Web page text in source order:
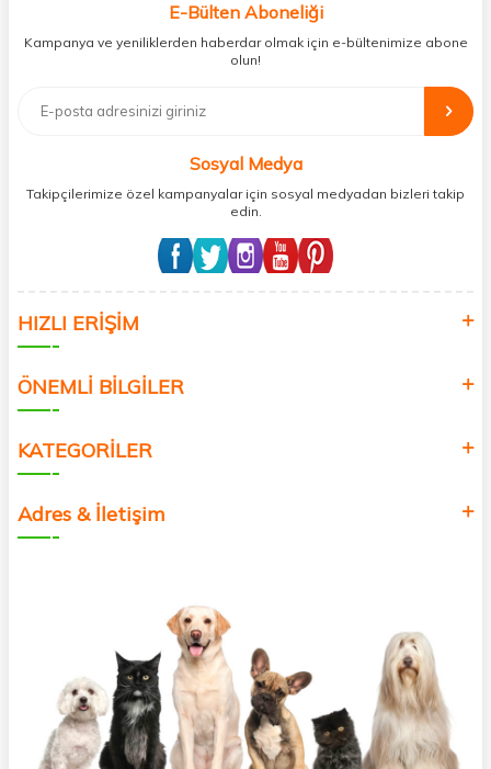
mobil şubesi ile tüketicilerine en hızlı ve güvenilir teslimatı garanti
etmektedir. Havale-EFT ve kredi kartı gibi ödeme seçenekleri ile
müşterilerini ödeme hususunda imkan sağlamıştır. Sosyal
sorumluluğu kesinlikle es geçmeyerek, mamaal.com üzerinden satışı
yapılan her ürün için sokak hayvanlarına aylık ve düzenli olarak
bağış işlemi gerçekleştirmektedir.
E-Bülten Aboneliği
Kampanya ve yeniliklerden haberdar olmak için e-bültenimize abone
olun!
Sosyal Medya
Takipçilerimize özel kampanyalar için sosyal medyadan bizleri takip
edin.
HIZLI ERİŞİM
ÖNEMLİ BİLGİLER
KATEGORİLER
Adres & İletişim